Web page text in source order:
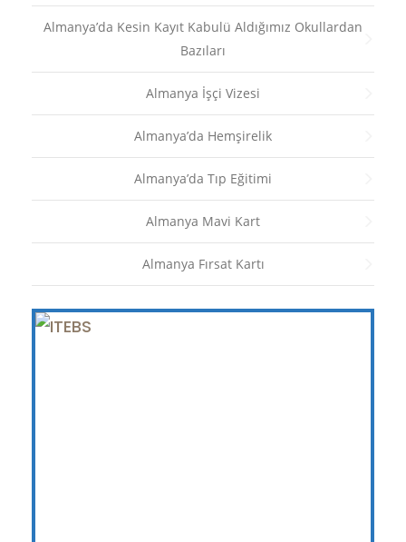
Almanya’da Kesin Kayıt Kabulü Aldığımız Okullardan
Bazıları
Almanya İşçi Vizesi
Almanya’da Hemşirelik
Almanya’da Tıp Eğitimi
Almanya Mavi Kart
Almanya Fırsat Kartı